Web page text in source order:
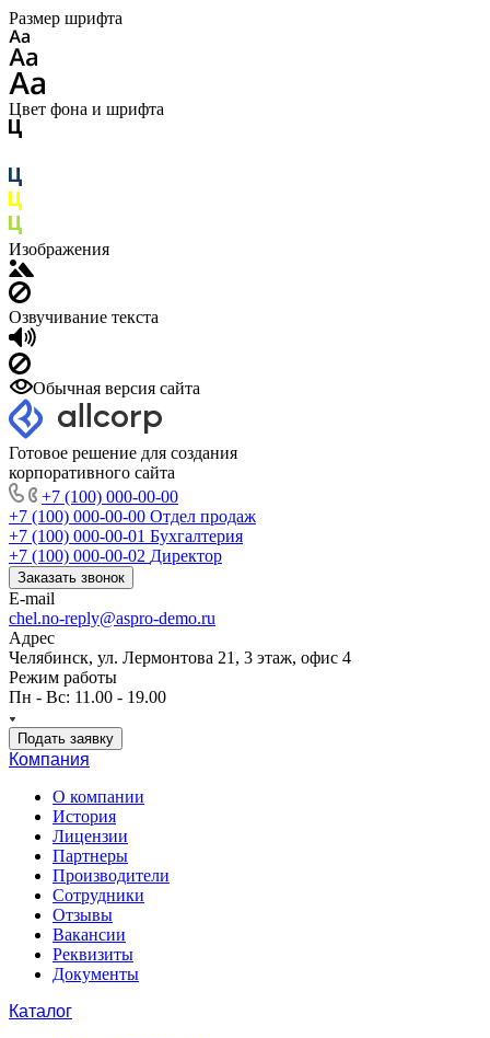
Размер шрифта
Цвет фона и шрифта
Изображения
Озвучивание текста
Обычная версия сайта
Готовое решение для создания
корпоративного сайта
+7 (100) 000-00-00
+7 (100) 000-00-00 Отдел продаж
+7 (100) 000-00-01 Бухгалтерия
+7 (100) 000-00-02 Директор
Заказать звонок
E-mail
chel.no-reply@aspro-demo.ru
Адрес
Челябинск, ул. Лермонтова 21, 3 этаж, офис 4
Режим работы
Пн - Вс: 11.00 - 19.00
Подать заявку
Компания
О компании
История
Лицензии
Партнеры
Производители
Сотрудники
Отзывы
Вакансии
Реквизиты
Документы
Каталог